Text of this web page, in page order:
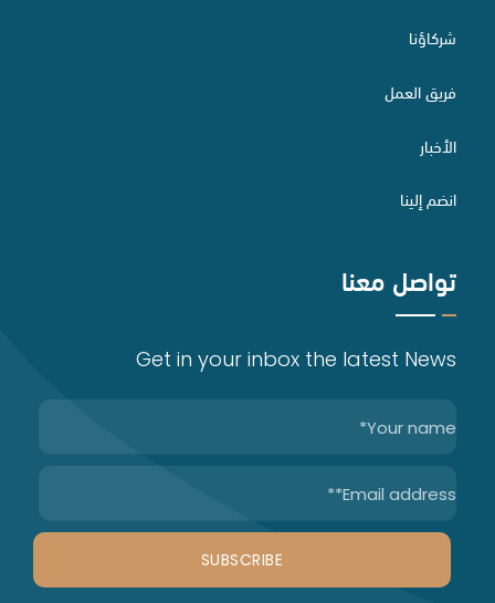
حقوق الملكية الفكرية
اعداد لوائح تنظيم العمل
التقاضي والسبل البديلة لتسوية المنازعات
الاستثمار الأجنبي وتراخيصه
الخدمات الصناعية
التحكيم
الدراسات والاستشارات القانونية
شركاؤنا
فريق العمل
الأخبار
انضم إلينا
تواصل معنا
Get in your inbox the latest News